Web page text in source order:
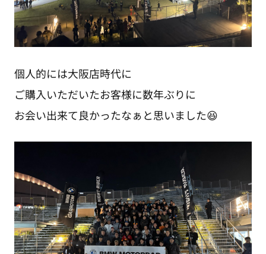
個人的には大阪店時代に
ご購入いただいたお客様に数年ぶりに
お会い出来て良かったなぁと思いました😆